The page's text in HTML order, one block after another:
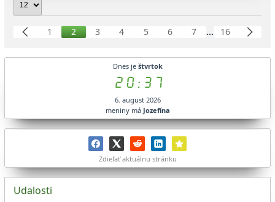
Dnes je štvrtok
20:37
6. august 2026
meniny má Jozefína
Zdieľať aktuálnu stránku
Udalosti
1 2 3 4 5 6 7 ... 16